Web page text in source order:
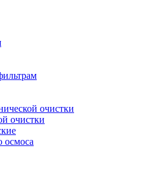
очистки
очистки
осмоса